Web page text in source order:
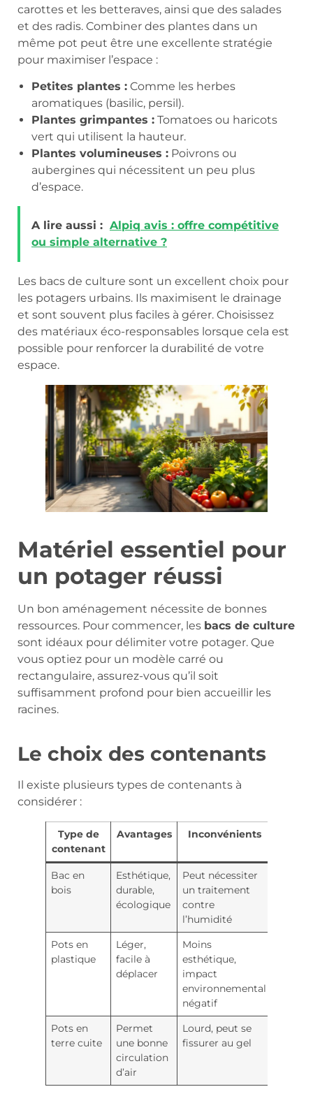
carottes et les betteraves, ainsi que des salades
et des radis. Combiner des plantes dans un
même pot peut être une excellente stratégie
pour maximiser l’espace :
Petites plantes : Comme les herbes
aromatiques (basilic, persil).
Plantes grimpantes : Tomatoes ou haricots
vert qui utilisent la hauteur.
Plantes volumineuses : Poivrons ou
aubergines qui nécessitent un peu plus
d’espace.
A lire aussi : Alpiq avis : offre compétitive
ou simple alternative ?
Les bacs de culture sont un excellent choix pour
les potagers urbains. Ils maximisent le drainage
et sont souvent plus faciles à gérer. Choisissez
des matériaux éco-responsables lorsque cela est
possible pour renforcer la durabilité de votre
espace.
Matériel essentiel pour
un potager réussi
Un bon aménagement nécessite de bonnes
ressources. Pour commencer, les bacs de culture
sont idéaux pour délimiter votre potager. Que
vous optiez pour un modèle carré ou
rectangulaire, assurez-vous qu’il soit
suffisamment profond pour bien accueillir les
racines.
Le choix des contenants
Il existe plusieurs types de contenants à
considérer :
Type de
contenant
Avantages Inconvénients
Bac en
bois
Esthétique,
durable,
écologique
Peut nécessiter
un traitement
contre
l’humidité
Pots en
plastique
Léger,
facile à
déplacer
Moins
esthétique,
impact
environnemental
négatif
Pots en
terre cuite
Permet
une bonne
circulation
d’air
Lourd, peut se
fissurer au gel